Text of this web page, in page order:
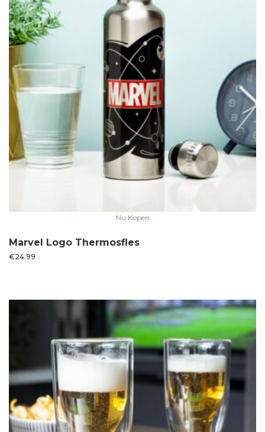
Nu Kopen
Marvel Logo Thermosfles
€24.99